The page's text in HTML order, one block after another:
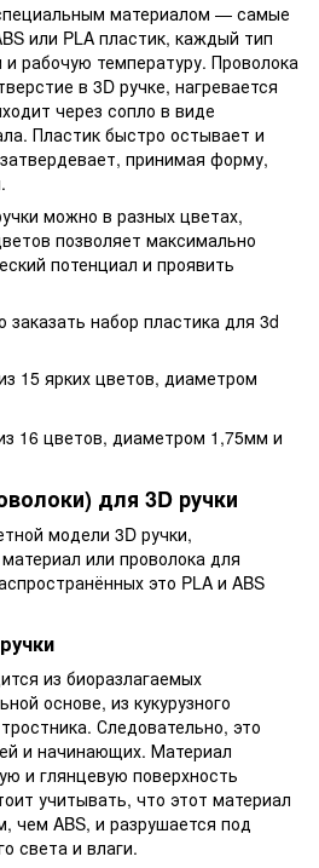
материалом — самые
или PLA пластик, каждый тип
рабочую температуру. Проволока
в 3D ручке, нагревается
через сопло в виде
Пластик быстро остывает и
принимая форму,
можно в разных цветах,
позволяет максимально
потенциал и проявить
набор пластика для 3d
15 ярких цветов, диаметром
16 цветов, диаметром 1,75мм и
для 3D ручки
модели 3D ручки,
или проволока для
это PLA и ABS
из биоразлагаемых
основе, из кукурузного
Следовательно, это
и начинающих. Материал
и глянцевую поверхность
учитывать, что этот материал
чем ABS, и разрушается под
света и влаги.